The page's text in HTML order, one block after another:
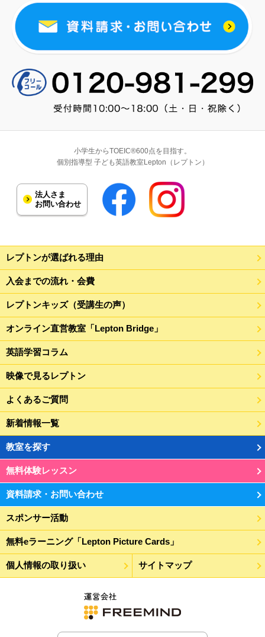
小学生からTOEIC®600点を目指す。
個別指導型 子ども英語教室Lepton（レプトン）
法人さま
お問い合わせ
レプトンが選ばれる理由
入会までの流れ・会費
レプトンキッズ（受講生の声）
オンライン直営教室「Lepton Bridge」
英語学習コラム
映像で見るレプトン
よくあるご質問
新着情報一覧
教室を探す
無料体験レッスン
資料請求・お問い合わせ
スポンサー活動
無料eラーニング「Lepton Picture Cards」
個人情報の取り扱い サイトマップ